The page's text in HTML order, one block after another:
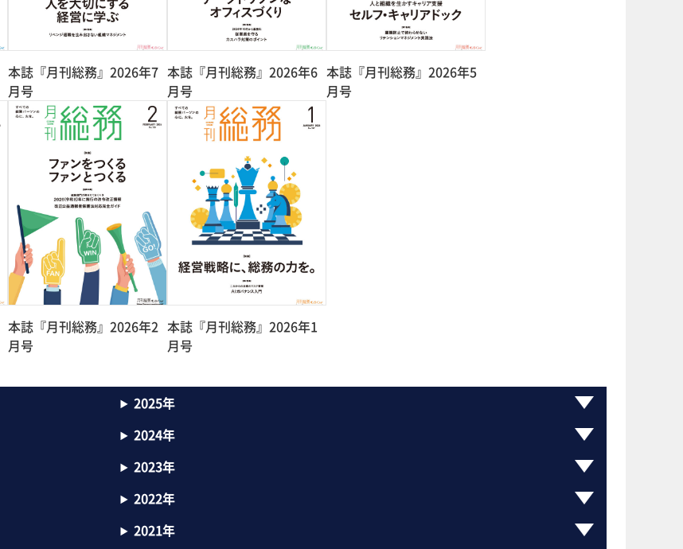
本誌『月刊総務』2026年7
月号
本誌『月刊総務』2026年6
月号
本誌『月刊総務』2026年5
月号
本誌『月刊総務』2026年2
月号
本誌『月刊総務』2026年1
月号
2025年
2024年
2023年
2022年
2021年